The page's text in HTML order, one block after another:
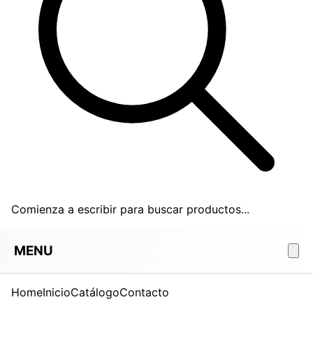
Comienza a escribir para buscar productos...
MENU
HomeInicioCatálogoContacto